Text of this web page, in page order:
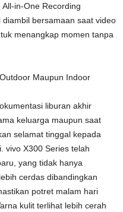
in-One Recording
bersamaan saat video
menangkap momen tanpa
Maupun Indoor
liburan akhir
keluarga maupun saat
selamat tinggal kepada
vivo X300 Series telah
yang tidak hanya
cerdas dibandingkan
potret malam hari
kulit terlihat lebih cerah